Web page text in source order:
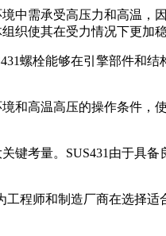
中需承受高压力和高温，
织使其在受力情况下更加
螺栓能够在引擎部件和
和高温高压的操作条件，
键考量。SUS431由于具
程师和制造厂商在选择适